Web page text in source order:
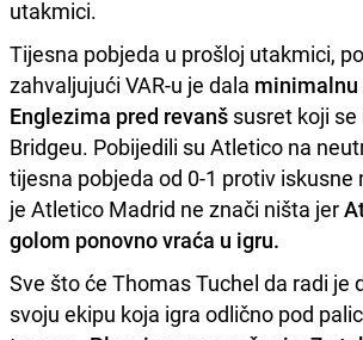
utakmici.
Tijesna pobjeda u prošloj utakmici,
zahvaljujući VAR-u je dala minimalnu
Englezima pred revanš susret koji
Bridgeu. Pobijedili su Atletico na
tijesna pobjeda od 0-1 protiv
je Atletico Madrid ne znači ništa jer
golom ponovno vraća u igru.
Sve što će Thomas Tuchel da radi je
svoju ekipu koja igra odlično pod